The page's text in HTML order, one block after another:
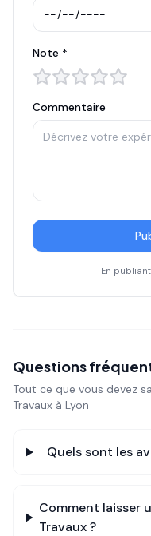
Note *
Commentaire
En
Questions
Tout ce que vous devez
Travaux à Lyon
Quels sont les
Comment laisser
Travaux?